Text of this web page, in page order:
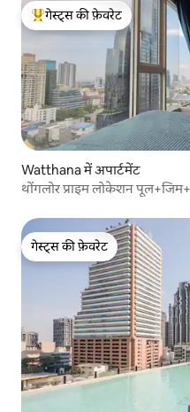
गेस्ट्स का टॉप फ़ेवरेट
गेस्ट्स की फ़ेवरेट
Watthana में अपार्टमेंट
थोंगलोर प्राइम लोकेशन
गेस्ट्स की फ़ेवरेट
गेस्ट्स की फ़ेवरेट